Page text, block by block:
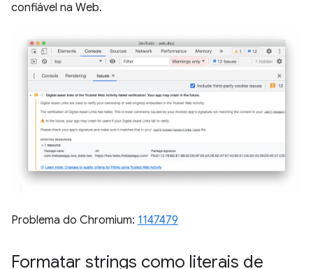
confiável na Web.
Problema do Chromium: 1147479
Formatar strings como literais de